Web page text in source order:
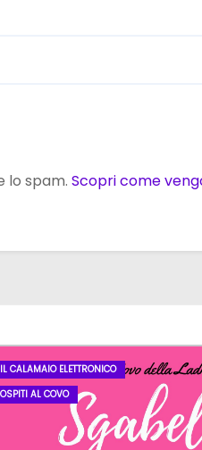
lo spam. Scopri come
IL CALAMAIO ELETTRONICO
OSPITI AL COVO